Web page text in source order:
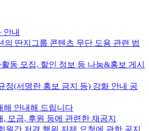
안내
의 딴지그룹 콘텐츠 무단 도용 관련 법
동 모집, 할인 정보 등 나눔&홍보 게시
정(서명란 홍보 금지 등) 강화 안내 공
해 안내해 드립니다
모금, 후원 등에 관련한 재공지
원간 저격 행위 자제 요청에 관한 공지